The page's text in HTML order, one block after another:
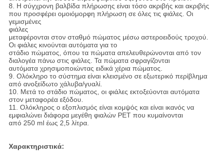
8. Η σύγχρονη βαλβίδα πλήρωσης είναι τόσο ακριβής και ακριβής
που προσφέρει ομοιόμορφη πλήρωση σε όλες τις φιάλες. Οι
γεμισμένες
φιάλες
μεταφέρονται στον σταθμό πώματος μέσω αστεροειδούς τροχού.
Οι φιάλες κινούνται αυτόματα για το
στάδιο πώματος, όπου τα πώματα απελευθερώνονται από τον
διαλογέα πάνω στις φιάλες. Τα πώματα σφραγίζονται
αυτόματα χρησιμοποιώντας ειδικά χέρια πώματος.
9. Ολόκληρο το σύστημα είναι κλεισμένο σε εξωτερικό περίβλημα
από ανοξείδωτο χάλυβα/γυαλί.
10. Μετά το στάδιο πώματος, οι φιάλες εκτοξεύονται αυτόματα
στον μεταφορέα εξόδου.
11. Ολόκληρος ο εξοπλισμός είναι κομψός και είναι ικανός να
εμφιαλώνει διάφορα μεγέθη φιαλών PET που κυμαίνονται
από 250 ml έως 2,5 λίτρα.
Χαρακτηριστικά: